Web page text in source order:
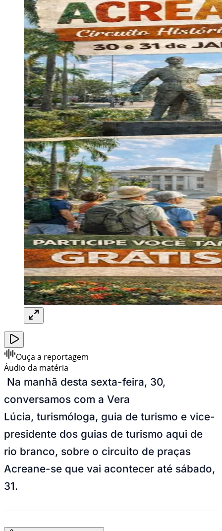
Ouça a reportagem
Áudio da matéria
Na manhã desta sexta-feira, 30,
conversamos com a Vera
Lúcia, turismóloga, guia de turismo e vice-
presidente dos guias de turismo aqui de
rio branco, sobre o circuito de praças
Acreane-se que vai acontecer até sábado,
31.